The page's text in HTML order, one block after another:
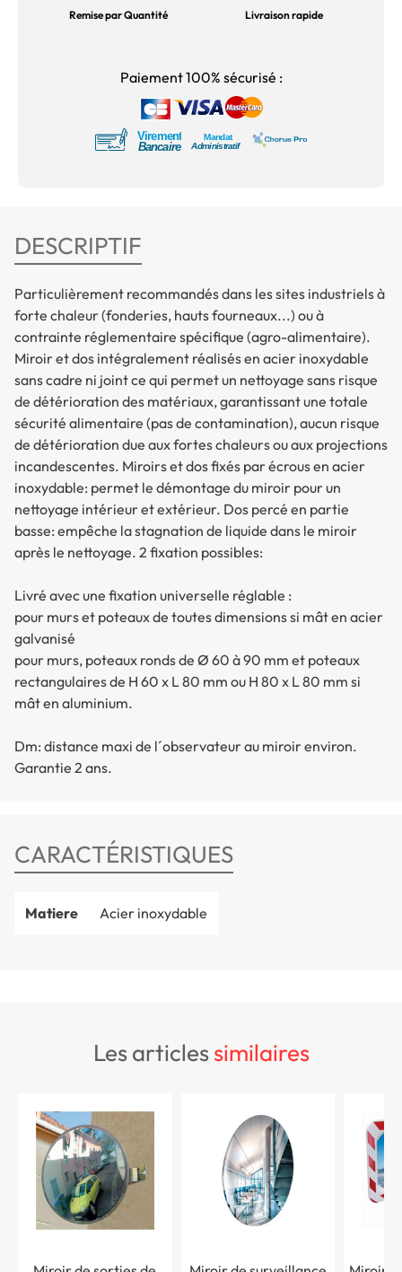
Remise par Quantité Livraison rapide
Paiement 100% sécurisé :
DESCRIPTIF
Particulièrement recommandés dans les sites industriels à
forte chaleur (fonderies, hauts fourneaux...) ou à
contrainte réglementaire spécifique (agro-alimentaire).
Miroir et dos intégralement réalisés en acier inoxydable
sans cadre ni joint ce qui permet un nettoyage sans risque
de détérioration des matériaux, garantissant une totale
sécurité alimentaire (pas de contamination), aucun risque
de détérioration due aux fortes chaleurs ou aux projections
incandescentes. Miroirs et dos fixés par écrous en acier
inoxydable: permet le démontage du miroir pour un
nettoyage intérieur et extérieur. Dos percé en partie
basse: empêche la stagnation de liquide dans le miroir
après le nettoyage. 2 fixation possibles:
Livré avec une fixation universelle réglable :
pour murs et poteaux de toutes dimensions si mât en acier
galvanisé
pour murs, poteaux ronds de Ø 60 à 90 mm et poteaux
rectangulaires de H 60 x L 80 mm ou H 80 x L 80 mm si
mât en aluminium.
Dm: distance maxi de l´observateur au miroir environ.
Garantie 2 ans.
CARACTÉRISTIQUES
Matiere Acier inoxydable
les articlessimilaires